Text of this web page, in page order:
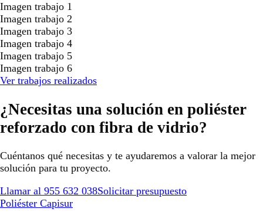
Imagen trabajo 1
Imagen trabajo 2
Imagen trabajo 3
Imagen trabajo 4
Imagen trabajo 5
Imagen trabajo 6
Ver trabajos realizados
¿Necesitas una solución en poliéster
reforzado con fibra de vidrio?
Cuéntanos qué necesitas y te ayudaremos a valorar la mejor
solución para tu proyecto.
Llamar al 955 632 038Solicitar presupuesto
Poliéster Capisur